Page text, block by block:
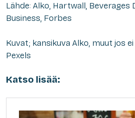
Lähde: Alko, Hartwall, Beverages
Business, Forbes
Kuvat; kansikuva Alko, muut jos
Pexels
Katso lisää: